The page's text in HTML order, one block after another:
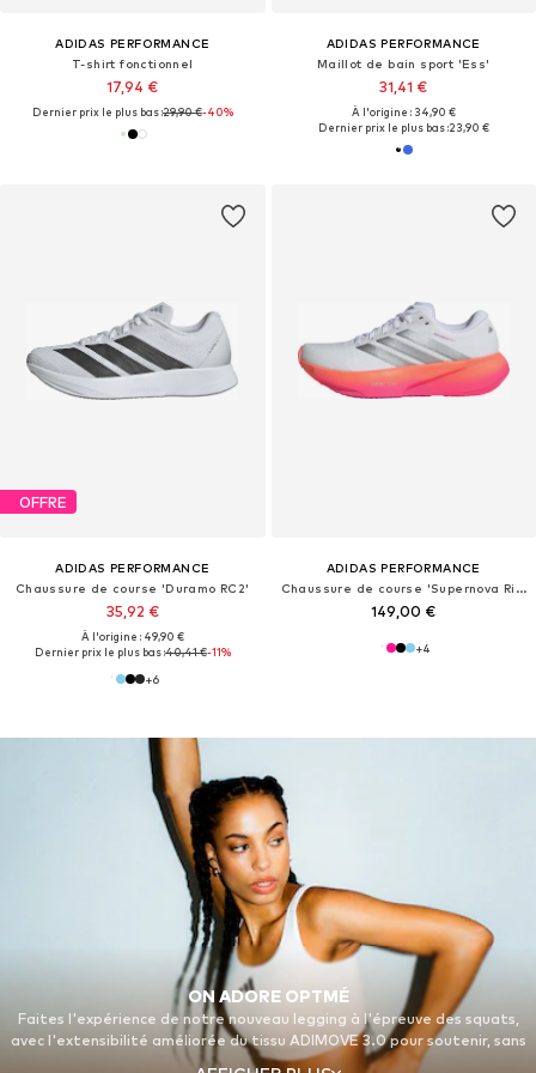
ADIDAS PERFORMANCE
T-shirt fonctionnel
17,94 €
Dernier prix le plus bas :29,90 €-40%
ADIDAS PERFORMANCE
Maillot de bain sport 'Ess'
31,41 €
À l'origine : 34,90 €
Dernier prix le plus bas :23,90 €
OFFRE
ADIDAS PERFORMANCE
Chaussure de course 'Duramo RC2'
35,92 €
À l'origine : 49,90 €
Dernier prix le plus bas :40,41 €-11%
+6
ADIDAS PERFORMANCE
Chaussure de course 'Supernova Rise 3'
149,00 €
+4
ON ADORE OPTMÉ
Faites l'expérience de notre nouveau legging à l'épreuve des squats,
avec l'extensibilité améliorée du tissu ADIMOVE 3.0 pour soutenir, sans
les restreindre, vos squats les plus profonds. Observez la ceinture